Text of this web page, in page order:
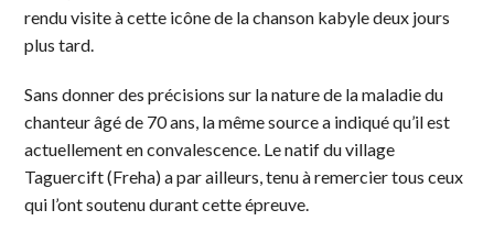
rendu visite à cette icône de la chanson kabyle deux jours
plus tard.
Sans donner des précisions sur la nature de la maladie du
chanteur âgé de 70 ans, la même source a indiqué qu’il est
actuellement en convalescence. Le natif du village
Taguercift (Freha) a par ailleurs, tenu à remercier tous ceux
qui l’ont soutenu durant cette épreuve.